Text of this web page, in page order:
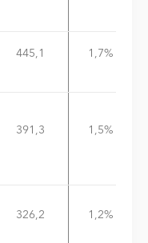
445,1 1,7%
391,3 1,5%
326,2 1,2%